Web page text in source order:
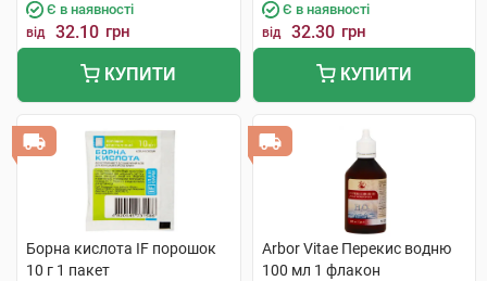
Є в наявності
від 32.10 грн
КУПИТИ
Є в наявності
від 32.30 грн
КУПИТИ
Борна кислота IF порошок
10 г 1 пакет
Arbor Vitae Перекис водню
100 мл 1 флакон